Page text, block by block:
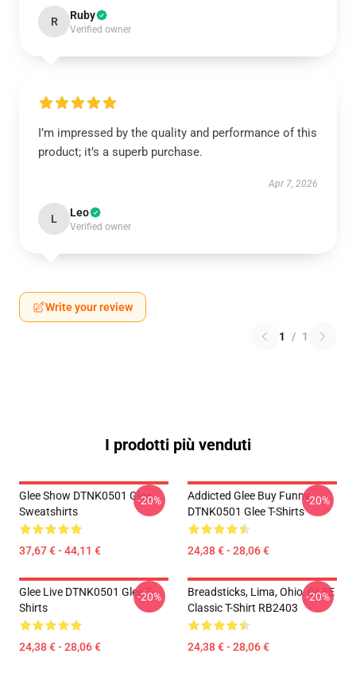
R Ruby
Verified owner
I’m impressed by the quality and performance of this
product; it’s a superb purchase.
Apr 7, 2026
L Leo
Verified owner
Write your review
1 / 1
I prodotti più venduti
Glee Show DTNK0501 Glee
Sweatshirts
37,67 € - 44,11 €
-20%
Addicted Glee Buy Funny
DTNK0501 Glee T-Shirts
24,38 € - 28,06 €
-20%
Glee Live DTNK0501 Glee T-
Shirts
24,38 € - 28,06 €
-20%
Breadsticks, Lima, Ohio, GLEE
Classic T-Shirt RB2403
24,38 € - 28,06 €
-20%